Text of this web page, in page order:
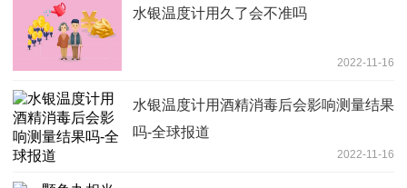
水银温度计用久了会不准吗
2022-11-16
水银温度计用酒精消毒后会影响测量结果
吗-全球报道
2022-11-16